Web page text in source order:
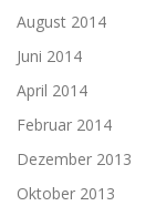
August 2014
Juni 2014
April 2014
Februar 2014
Dezember 2013
Oktober 2013